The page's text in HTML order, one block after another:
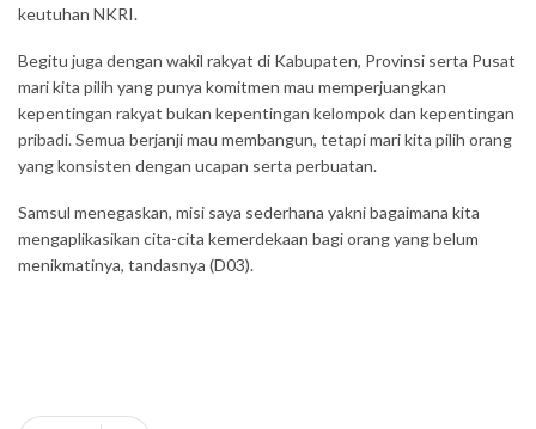
keutuhan NKRI.
Begitu juga dengan wakil rakyat di Kabupaten, Provinsi serta Pusat
mari kita pilih yang punya komitmen mau memperjuangkan
kepentingan rakyat bukan kepentingan kelompok dan kepentingan
pribadi. Semua berjanji mau membangun, tetapi mari kita pilih orang
yang konsisten dengan ucapan serta perbuatan.
Samsul menegaskan, misi saya sederhana yakni bagaimana kita
mengaplikasikan cita-cita kemerdekaan bagi orang yang belum
menikmatinya, tandasnya (D03).